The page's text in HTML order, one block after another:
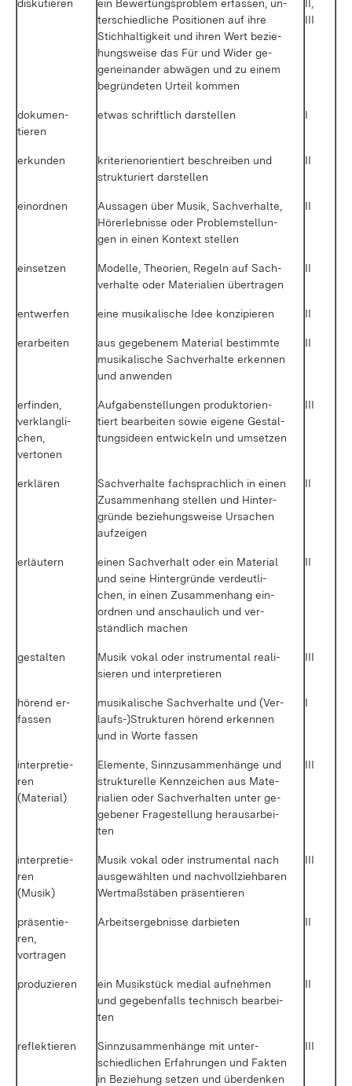
dis­ku­tie­ren
ein Be­wer­tungs­pro­blem er­fas­sen, un­
ter­schied­li­che Po­si­tio­nen auf ih­re
Stich­hal­tig­keit und ih­ren Wert be­zie­
hungs­wei­se das Für und Wi­der ge­
gen­ein­an­der ab­wä­gen und zu ei­nem
be­grün­de­ten Ur­teil kom­men
III
do­ku­men­
tie­ren
et­was schrift­lich dar­stel­len I
er­kun­den
kri­te­ri­en­ori­en­tiert be­schrei­ben und
struk­tu­riert dar­stel­len
II
ein­ord­nen
Aus­sa­gen über Mu­sik, Sach­ver­hal­te,
Hör­erleb­nis­se oder Pro­blem­stel­lun­
gen in ei­nen Kon­text stel­len
II
ein­set­zen
Mo­del­le, Theo­ri­en, Re­geln auf Sach­
ver­hal­te oder Ma­te­ria­li­en über­tra­gen
II
ent­wer­fen ei­ne mu­si­ka­li­sche Idee kon­zi­pie­ren II
er­ar­bei­ten
aus ge­ge­be­nem Ma­te­ri­al be­stimm­te
mu­si­ka­li­sche Sach­ver­hal­te er­ken­nen
und an­wen­den
II
er­fin­den,
ver­klang­li­
chen,
ver­to­nen
Auf­ga­ben­stel­lun­gen pro­duk­t­ori­en­
tiert be­ar­bei­ten so­wie ei­ge­ne Ge­stal­
tungs­ide­en ent­wi­ckeln und um­set­zen
III
er­klä­ren
Sach­ver­hal­te fach­sprach­lich in ei­nen
Zu­sam­men­hang stel­len und Hin­ter­
grün­de be­zie­hungs­wei­se Ur­sa­chen
auf­zei­gen
II
er­läu­tern
ei­nen Sach­ver­halt oder ein Ma­te­ri­al
und sei­ne Hin­ter­grün­de ver­deut­li­
chen, in ei­nen Zu­sam­men­hang ein­
ord­nen und an­schau­lich und ver­
ständ­lich ma­chen
II
ge­stal­ten
Mu­sik vo­kal oder in­stru­men­tal rea­li­
sie­ren und in­ter­pre­tie­ren
III
hö­rend er­
fas­sen
mu­si­ka­li­sche Sach­ver­hal­te und (Ver­
lauf­s-)Struk­tu­ren hö­rend er­ken­nen
und in Wor­te fas­sen
I
in­ter­pre­tie­
ren
(Ma­te­ri­al)
Ele­men­te, Sinn­zu­sam­men­hän­ge und
struk­tu­rel­le Kenn­zei­chen aus Ma­te­
ria­li­en oder Sach­ver­hal­ten un­ter ge­
ge­be­ner Fra­ge­stel­lung her­aus­ar­bei­
ten
III
in­ter­pre­tie­
ren
(Mu­sik)
Mu­sik vo­kal oder in­stru­men­tal nach
aus­ge­wähl­ten und nach­voll­zieh­ba­ren
Wert­maß­stä­ben prä­sen­tie­ren
III
prä­sen­tie­
ren,
vor­tra­gen
Ar­beits­er­geb­nis­se dar­bie­ten II
pro­du­zie­ren
ein Mu­sik­stück me­di­al auf­neh­men
und ge­ge­ben­falls tech­nisch be­ar­bei­
ten
II
re­flek­tie­ren
Sinn­zu­sam­men­hän­ge mit un­ter­
schied­li­chen Er­fah­run­gen und Fak­ten
in Be­zie­hung set­zen und über­den­ken
III